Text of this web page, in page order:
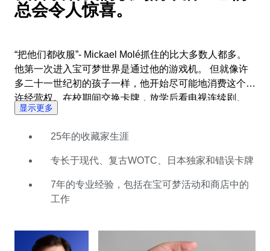
总会令人惊喜。
“把他们都收服”- Mickael Molé抓住的比大多数人都多。
他第一次进入宝可梦世界是通过他的游戏机。 但就像许
多二十一世纪初的孩子一样，他开始尽可能地消费这个特
许经营权。在校期间交换卡牌，放学后看电视连续剧。
一生的收藏热情就此诞生。 在他的大学期间，收集卡牌
他的妻子带着补充包下班回来时，他才重新燃起了对卡牌
的热爱。 打开包装后不久，他就成为宝可梦社区的重要
拉斯堡的Rocket商店的专业人士。 Mickael喜欢在他的拍
卖上展示的宝可梦的所有物品，重点是现代、复古的海岸
显示更多
25年的收藏家生涯
专长于现代、复古WOTC、日本独家和错误卡牌
7年的专业经验，包括在宝可梦活动和商店中的
工作